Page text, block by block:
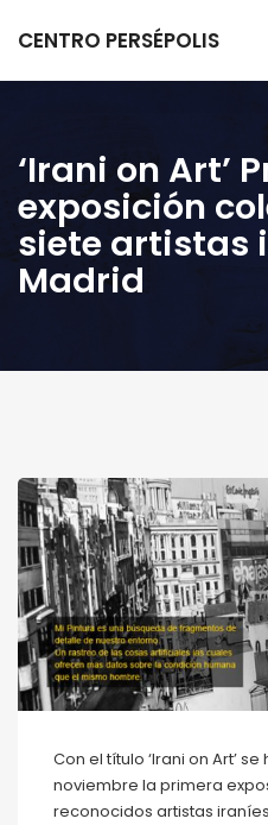
CENTRO PERSÉPOLIS
‘Irani on Art’
exposición
siete artistas
Madrid
Con el título ‘Irani on Art’
noviembre la primera
reconocidos artistas